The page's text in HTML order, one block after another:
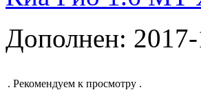
Дополнен:
. Рекомендуем к просмотру .